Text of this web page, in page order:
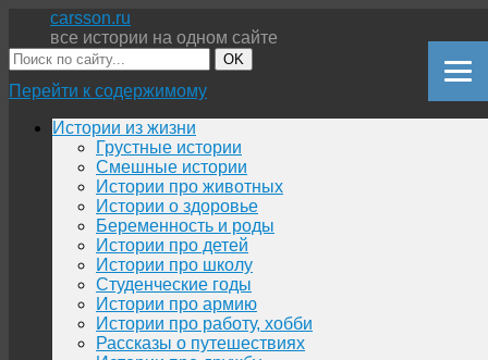
carsson.ru
все истории на одном сайте
OK
Перейти к содержимому
Истории из жизни
Грустные истории
Смешные истории
Истории про животных
Истории о здоровье
Беременность и роды
Истории про детей
Истории про школу
Студенческие годы
Истории про армию
Истории про работу, хобби
Рассказы о путешествиях